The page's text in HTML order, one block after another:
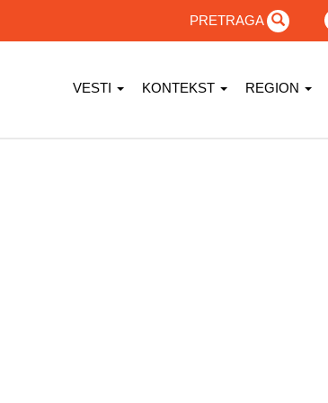
PRETRAGA
VESTI KONTEKST REGION